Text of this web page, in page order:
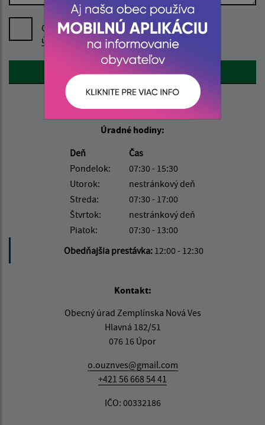
Oboznámil som sa so spracúvaním osobných
údajov
Google reCaptcha ResponseOdoslať správu
Úradné hodiny:
Deň
Čas
Pondelok:
07:30 - 15:30
Utorok:
nestránkový deň
Streda:
07:30 - 17:00
Štvrtok:
nestránkový deň
Piatok:
07:30 - 13:00
Obedňajšia prestávka: 12:00 - 12:30
Kontakt:
Obecný úrad Zemplínska Nová Ves
Hlavná 182/51
076 16 Úpor
o.ouznves@gmail.com
+421 56 668 54 41
IČO: 00332186